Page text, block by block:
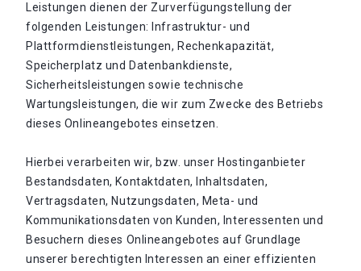
Leistungen dienen der Zurverfügungstellung der
folgenden Leistungen: Infrastruktur- und
Plattformdienstleistungen, Rechenkapazität,
Speicherplatz und Datenbankdienste,
Sicherheitsleistungen sowie technische
Wartungsleistungen, die wir zum Zwecke des Betriebs
dieses Onlineangebotes einsetzen.
Hierbei verarbeiten wir, bzw. unser Hostinganbieter
Bestandsdaten, Kontaktdaten, Inhaltsdaten,
Vertragsdaten, Nutzungsdaten, Meta- und
Kommunikationsdaten von Kunden, Interessenten und
Besuchern dieses Onlineangebotes auf Grundlage
unserer berechtigten Interessen an einer effizienten